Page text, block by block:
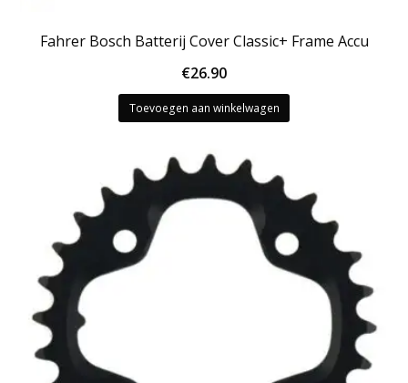
Fahrer Bosch Batterij Cover Classic+ Frame Accu
€26.90
Toevoegen aan winkelwagen